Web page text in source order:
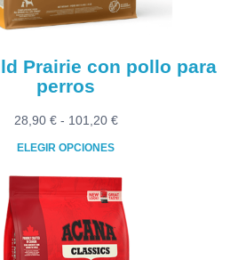
página
Prairie con pollo para
perros
28,90 € - 101,20 €Rango
desde
28,90 €
hasta
101,20 €
ELEGIR OPCIONES
Este
producto
múltiples
variantes.